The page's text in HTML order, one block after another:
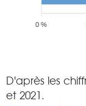
0 %
D'après les
et 2021.